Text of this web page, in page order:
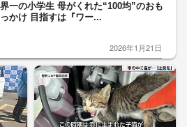
一の小学生 母がくれた“100均”のおも
かけ 目指すは『ワー...
2026年1月21日